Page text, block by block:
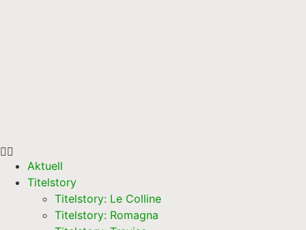
Aktuell
Titelstory
Titelstory: Le Colline
Titelstory: Romagna